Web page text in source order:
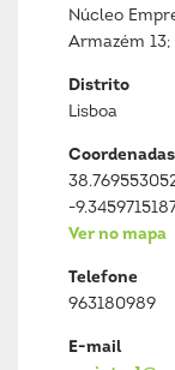
Núcleo
Armazém
Distrito
Lisboa
-
Ver no mapa
Telefone
963180989
E-mail